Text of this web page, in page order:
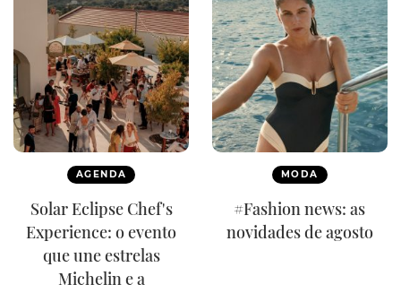
AGENDA
Solar Eclipse Chef's
Experience: o evento
que une estrelas
Michelin e a
MODA
#Fashion news: as
novidades de agosto